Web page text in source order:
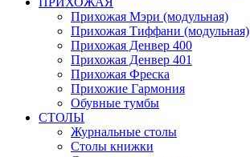
Прихожая Мэри (модульная)
Прихожая Тиффани (модульная)
Прихожая Денвер 400
Прихожая Денвер 401
Прихожая Фреска
Прихожие Гармония
Обувные тумбы
СТОЛЫ
Журнальные столы
Столы книжки